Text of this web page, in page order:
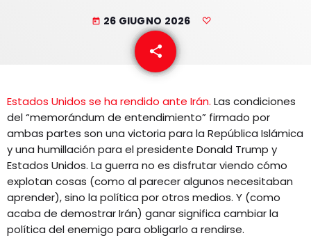
CONTACTO
today 26 GIUGNO 2026
share
email
Estados Unidos se ha rendido ante Irán. Las condiciones
del “memorándum de entendimiento” firmado por
ambas partes son una victoria para la República Islámica
y una humillación para el presidente Donald Trump y
Estados Unidos. La guerra no es disfrutar viendo cómo
explotan cosas (como al parecer algunos necesitaban
aprender), sino la política por otros medios. Y (como
acaba de demostrar Irán) ganar significa cambiar la
política del enemigo para obligarlo a rendirse.